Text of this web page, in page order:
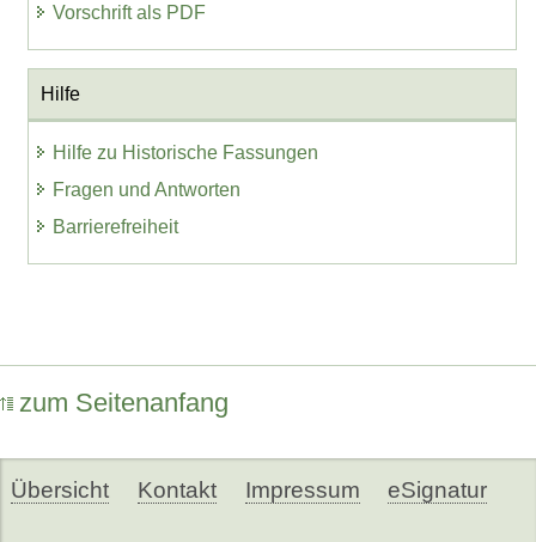
Vorschrift als PDF
Hilfe
Hilfe zu Historische Fassungen
Fragen und Antworten
Barrierefreiheit
zum Seitenanfang
Übersicht Kontakt Impressum eSignatur